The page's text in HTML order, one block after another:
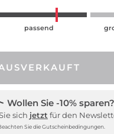
passend
Wollen Sie -10% sparen?
sich jetzt für den
Sie die Gutscheinbedingungen.